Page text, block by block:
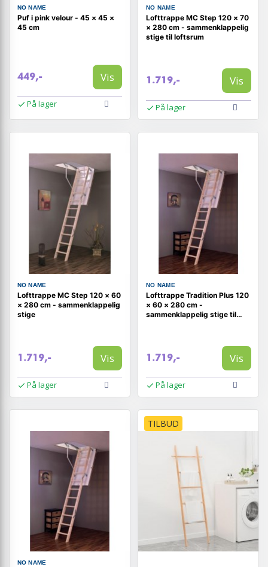
NO NAME
Puf i pink velour - 45 × 45 ×
45 cm
449,- Vis
På lager
NO NAME
Lofttrappe MC Step 120 × 70
× 280 cm - sammenklappelig
stige til loftsrum
1.719,- Vis
På lager
NO NAME
Lofttrappe MC Step 120 × 60
× 280 cm - sammenklappelig
stige
1.719,- Vis
På lager
NO NAME
Lofttrappe Tradition Plus 120
× 60 × 280 cm -
sammenklappelig stige til
1.719,- Vis
På lager
NO NAME
TILBUD